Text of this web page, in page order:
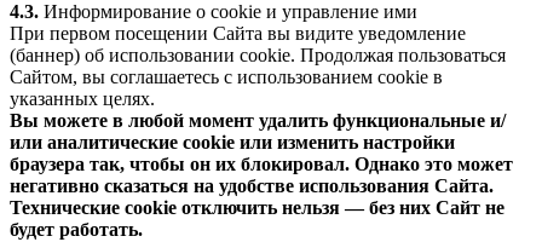
4.3. Информирование о cookie и управление ими
При первом посещении Сайта вы видите уведомление
(баннер) об использовании cookie. Продолжая пользоваться
Сайтом, вы соглашаетесь с использованием cookie в
указанных целях.
Вы можете в любой момент удалить функциональные и/
или аналитические cookie или изменить настройки
браузера так, чтобы он их блокировал. Однако это может
негативно сказаться на удобстве использования Сайта.
Технические cookie отключить нельзя — без них Сайт не
будет работать.